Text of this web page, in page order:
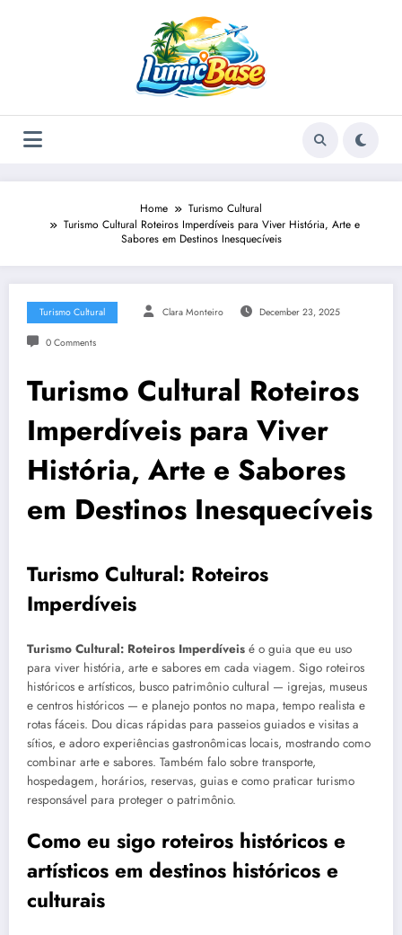
Home
Turismo Cultural
Turismo Cultural Roteiros Imperdíveis para Viver História, Arte e
Sabores em Destinos Inesquecíveis
Turismo Cultural Clara Monteiro December 23, 2025
0 Comments
Turismo Cultural Roteiros
Imperdíveis para Viver
História, Arte e Sabores
em Destinos Inesquecíveis
Turismo Cultural: Roteiros
Imperdíveis
Turismo Cultural: Roteiros Imperdíveis é o guia que eu uso
para viver história, arte e sabores em cada viagem. Sigo roteiros
históricos e artísticos, busco patrimônio cultural — igrejas, museus
e centros históricos — e planejo pontos no mapa, tempo realista e
rotas fáceis. Dou dicas rápidas para passeios guiados e visitas a
sítios, e adoro experiências gastronômicas locais, mostrando como
combinar arte e sabores. Também falo sobre transporte,
hospedagem, horários, reservas, guias e como praticar turismo
responsável para proteger o patrimônio.
Como eu sigo roteiros históricos e
artísticos em destinos históricos e
culturais